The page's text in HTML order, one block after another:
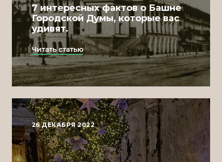
7 интересных фактов о Башне
Городской Думы, которые вас
удивят.
Читать статью
26 ДЕКАБРЯ 2022